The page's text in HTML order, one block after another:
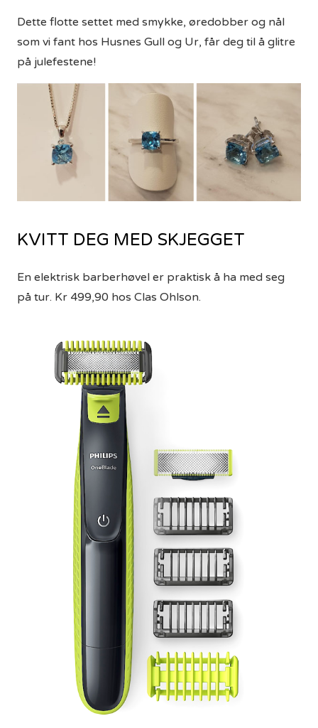
Dette flotte settet med smykke, øredobber og nål
som vi fant hos Husnes Gull og Ur, får deg til å glitre
på julefestene!
KVITT DEG MED SKJEGGET
En elektrisk barberhøvel er praktisk å ha med seg
på tur. Kr 499,90 hos Clas Ohlson.